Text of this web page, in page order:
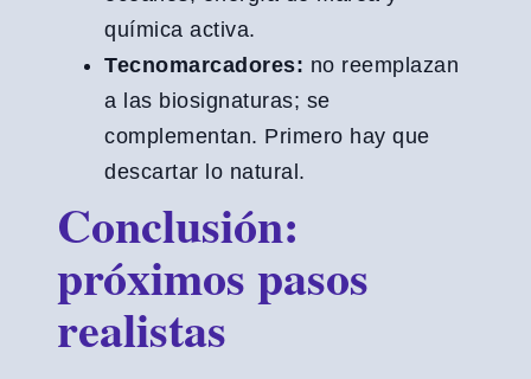
química activa.
Tecnomarcadores: no reemplazan
a las biosignaturas; se
complementan. Primero hay que
descartar lo natural.
Conclusión:
próximos pasos
realistas